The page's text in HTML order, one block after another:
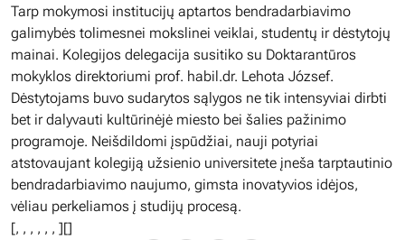
Tarp mokymosi institucijų aptartos bendradarbiavimo
galimybės tolimesnei mokslinei veiklai, studentų ir dėstytojų
mainai. Kolegijos delegacija susitiko su Doktarantūros
mokyklos direktoriumi prof. habil.dr. Lehota József.
Dėstytojams buvo sudarytos sąlygos ne tik intensyviai dirbti
bet ir dalyvauti kultūrinėjė miesto bei šalies pažinimo
programoje. Neišdildomi įspūdžiai, nauji potyriai
atstovaujant kolegiją užsienio universitete įneša tarptautinio
bendradarbiavimo naujumo, gimsta inovatyvios idėjos,
vėliau perkeliamos į studijų procesą.
[, , , , , , ][]